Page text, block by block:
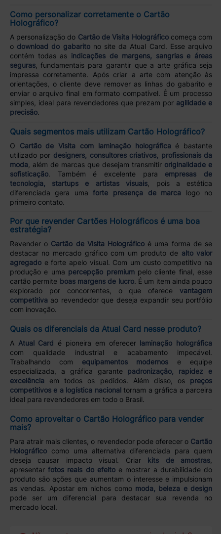
Como personalizar corretamente o Cartão
Holográfico?
A personalização do Cartão de Visita Holográficocomeça com
o download do gabaritono site da Atual Card. Esse arquivo
contém todas as indicações de margens, sangrias e áreas
seguras, fundamentais para garantir que a arte gráfica seja
impressa corretamente. Após criar a arte com atenção às
orientações, o cliente deve remover as linhas do gabarito e
enviar o arquivo final em formato compatível. É um processo
simples, ideal para revendedores que prezam por agilidade e
precisão.
Quais segmentos mais utilizam Cartão Holográfico?
O Cartão de Visita com laminação holográficaé bastante
utilizado por designers, consultores criativos, profissionais da
moda, além de marcas que desejam transmitir originalidade e
sofisticação. Também é excelente para empresas de
tecnologia, startups e artistas visuais , pois a estética
diferenciada gera umaforte presença de marca logo no
primeiro contato.
Por que revender Cartões Holográficos é uma boa
estratégia?
Revender o Cartão de Visita Holográfico é uma forma de se
destacar no mercado gráfico com um produto de alto valor
agregadoe forte apelo visual. Com um custo competitivo na
produção e uma percepção premiumpelo cliente final, esse
cartão permite boas margens de lucro. É um item ainda pouco
explorado por concorrentes, o que oferecevantagem
competitivaao revendedor que deseja expandir seu portfólio
com inovação.
Quais os diferenciais da Atual Card nesse produto?
A Atual Card é pioneira em oferecer laminação holográfica
com qualidade industrial e acabamento impecável.
Trabalhando com equipamentos modernos e equipe
especializada, a gráfica garante padronização, rapidez e
excelênciaem todos os pedidos. Além disso, os preços
competitivos e a logística nacionaltornam a gráfica a parceira
ideal para revendedores em todo o Brasil.
Como aproveitar o Cartão Holográfico para vender
mais?
Para atrair mais clientes, o revendedor pode oferecer o Cartão
Holográficocomo uma alternativa diferenciada para quem
deseja causar impacto visual. Criar kits de amostras
apresentarfotos reais do efeitoe mostrar a durabilidade do
produto são ações que aumentam o interesse e impulsionam
as vendas. Apostar em nichos como moda, beleza e design
pode ser um diferencial para destacar sua revenda no
mercado local.